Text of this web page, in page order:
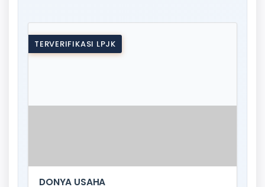
TERVERIFIKASI LPJK
DONYA USAHA